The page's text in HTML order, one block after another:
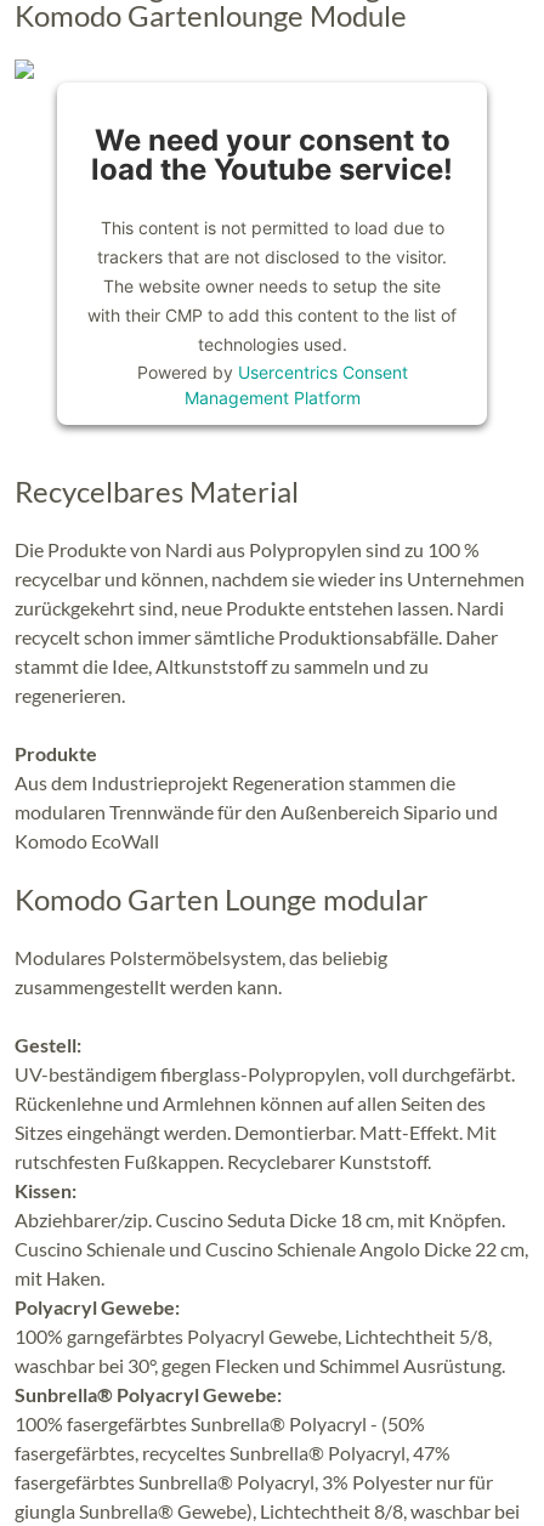
Komodo Gartenlounge Module
We need your consent to
load the Youtube service!
This content is not permitted to load due to
trackers that are not disclosed to the visitor.
The website owner needs to setup the site
with their CMP to add this content to the list of
technologies used.
Powered by Usercentrics Consent
Management Platform
Recycelbares Material
Die Produkte von Nardi aus Polypropylen sind zu 100 %
recycelbar und können, nachdem sie wieder ins Unternehmen
zurückgekehrt sind, neue Produkte entstehen lassen. Nardi
recycelt schon immer sämtliche Produktionsabfälle. Daher
stammt die Idee, Altkunststoff zu sammeln und zu
regenerieren.
Produkte
Aus dem Industrieprojekt Regeneration stammen die
modularen Trennwände für den Außenbereich Sipario und
Komodo EcoWall
Komodo Garten Lounge modular
Modulares Polstermöbelsystem, das beliebig
zusammengestellt werden kann.
Gestell:
UV-beständigem fiberglass-Polypropylen, voll durchgefärbt.
Rückenlehne und Armlehnen können auf allen Seiten des
Sitzes eingehängt werden. Demontierbar. Matt-Effekt. Mit
rutschfesten Fußkappen. Recyclebarer Kunststoff.
Kissen:
Abziehbarer/zip. Cuscino Seduta Dicke 18 cm, mit Knöpfen.
Cuscino Schienale und Cuscino Schienale Angolo Dicke 22 cm,
mit Haken.
Polyacryl Gewebe:
100% garngefärbtes Polyacryl Gewebe, Lichtechtheit 5/8,
waschbar bei 30°, gegen Flecken und Schimmel Ausrüstung.
Sunbrella® Polyacryl Gewebe:
100% fasergefärbtes Sunbrella® Polyacryl - (50%
fasergefärbtes, recyceltes Sunbrella® Polyacryl, 47%
fasergefärbtes Sunbrella® Polyacryl, 3% Polyester nur für
giungla Sunbrella® Gewebe), Lichtechtheit 8/8, waschbar bei